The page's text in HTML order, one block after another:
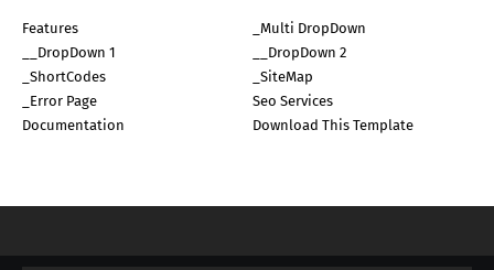
Features
_Multi DropDown
__DropDown 1
__DropDown 2
_ShortCodes
_SiteMap
_Error Page
Seo Services
Documentation
Download This Template